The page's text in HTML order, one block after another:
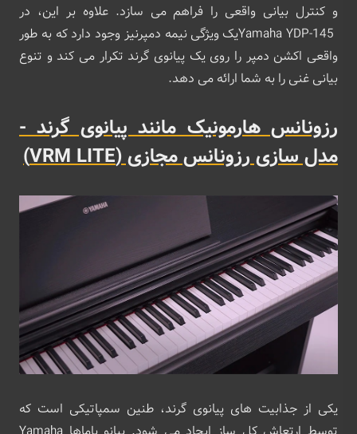
و کنترل بیانی واقعی را فراهم می سازد. علاوه بر این، در
Yamaha YDP-145یک ویژگی نیمه دمپرنیز وجود دارد که به طور
واقعی اکشن دمپر را روی یک پیانوی گرند تکرار می کند و تنوع
بیانی غنی را به شما ارائه می دهد.
رزونانس هارمونیک مانند پیانوی گرند -
مدل سازی رزونانس مجازی (VRM LITE)
یکی از جذابیت های پیانوی گرند، طنین سمپاتیکی است که